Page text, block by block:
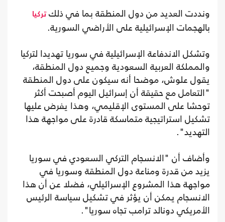
ونددت العديد من دول المنطقة بما في ذلكتركيا
بالهجمات الإسرائيلية على الأراضي السورية.
وتشكل الاندفاعة الإسرائيلية في سوريا تهديدا لتركيا
والمملكة العربية السعودية وجميع دول المنطقة،
يقول علوش، موضحا أنه سيكون على دول المنطقة
"التعامل مع حقيقة أن إسرائيل اليوم أصبحت أكثر
توحشا على المستوى الإقليمي، وهذا يفرض عليها
تشكيل استراتيجية متماسكة قادرة على مواجهة هذا
التهديد".
وأضاف أن "الانسجام التركي السعودي في سوريا
يزيد من قدرة ومناعة دول المنطقة وسوريا في
مواجهة هذا المشروع الإسرائيلي، فضلا عن أن هذا
الانسجام يمكن أن يؤثر في تشكيل سياسة الرئيس
الأمريكي دونالد ترامب تجاه سوريا".